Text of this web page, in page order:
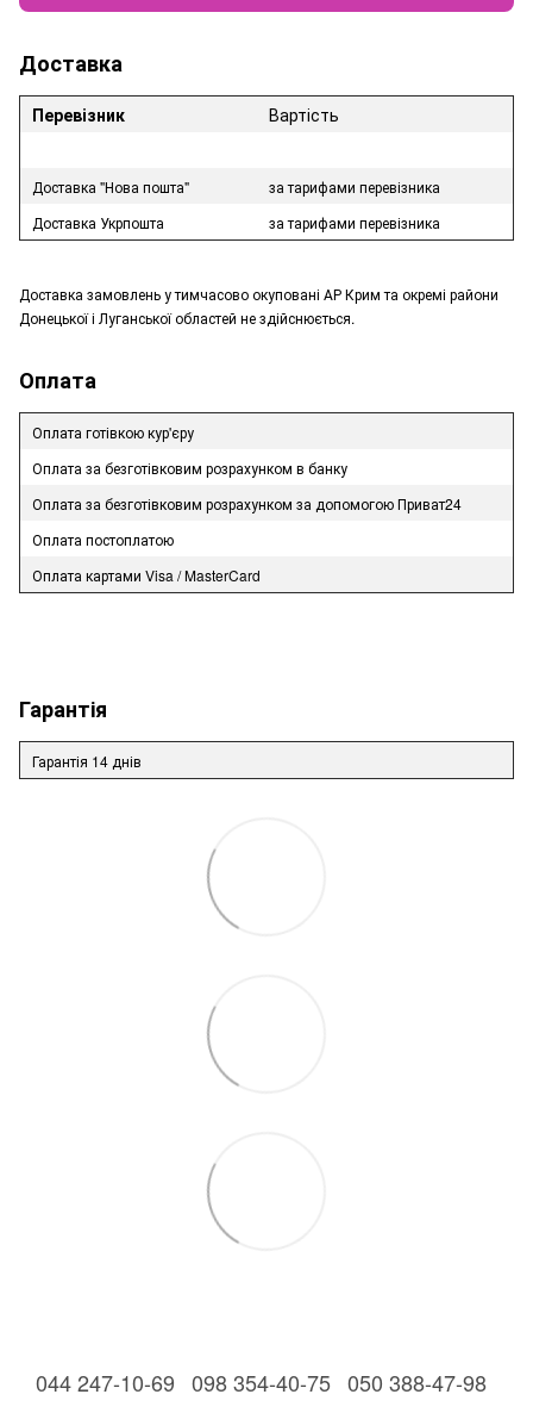
Доставка
Перевізник Вартість
Доставка "Нова пошта"
за тарифами перевізника
Доставка Укрпошта
за тарифами перевізника
Доставка замовлень у тимчасово окуповані АР Крим та окремі райони
Донецької і Луганської областей не здійснюється.
Оплата
Оплата готівкою кур'єру
Оплата за безготівковим розрахунком в банку
Оплата за безготівковим розрахунком за допомогою Приват24
Оплата постоплатою
Оплата картами Visa / MasterCard
Гарантія
Гарантія 14 днів
044 247-10-69 098 354-40-75 050 388-47-98